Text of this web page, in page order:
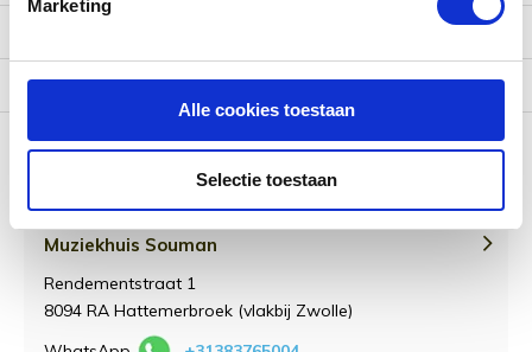
Marketing
Alle cookies toestaan
Selectie toestaan
Categorieën
Contact
Muziekhuis Souman
Rendementstraat 1
8094 RA Hattemerbroek (vlakbij Zwolle)